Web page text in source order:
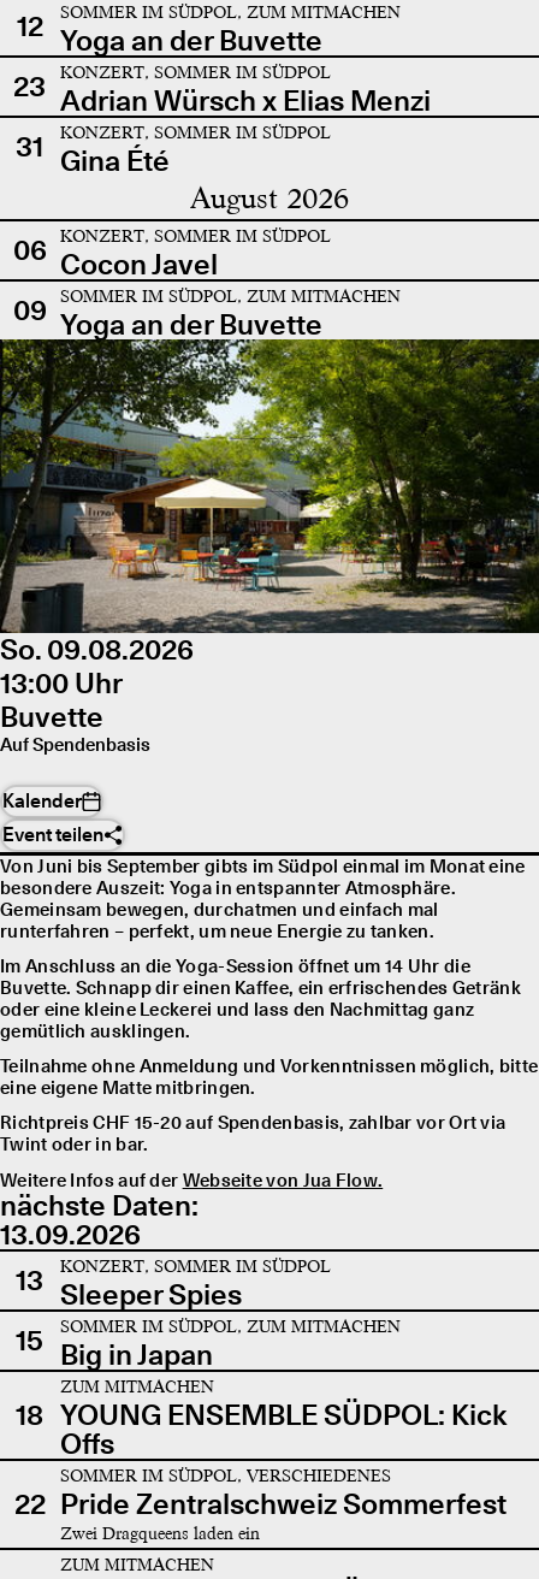
12 SOMMER IM SÜDPOL, ZUM MITMACHEN
Yoga an der Buvette
23
KONZERT, SOMMER IM SÜDPOL
Adrian Würsch x Elias Menzi
31
KONZERT, SOMMER IM SÜDPOL
Gina Été
August 2026
06 KONZERT, SOMMER IM SÜDPOL
Cocon Javel
09
SOMMER IM SÜDPOL, ZUM MITMACHEN
Yoga an der Buvette
So. 09.08.2026
13:00 Uhr
Buvette
Auf Spendenbasis
Kalender
Event teilen
Von Juni bis September gibts im Südpol einmal im Monat eine
besondere Auszeit: Yoga in entspannter Atmosphäre.
Gemeinsam bewegen, durchatmen und einfach mal
runterfahren – perfekt, um neue Energie zu tanken.
Im Anschluss an die Yoga-Session öffnet um 14 Uhr die
Buvette. Schnapp dir einen Kaffee, ein erfrischendes Getränk
oder eine kleine Leckerei und lass den Nachmittag ganz
gemütlich ausklingen.
Teilnahme ohne Anmeldung und Vorkenntnissen möglich, bitte
eine eigene Matte mitbringen.
Richtpreis CHF 15-20 auf Spendenbasis, zahlbar vor Ort via
Twint oder in bar.
Weitere Infos auf der Webseite von Jua Flow.
nächste Daten:
13.09.2026
13
KONZERT, SOMMER IM SÜDPOL
Sleeper Spies
15
SOMMER IM SÜDPOL, ZUM MITMACHEN
Big in Japan
18
ZUM MITMACHEN
YOUNG ENSEMBLE SÜDPOL: Kick
Offs
22
SOMMER IM SÜDPOL, VERSCHIEDENES
Pride Zentralschweiz Sommerfest
Zwei Dragqueens laden ein
ZUM MITMACHEN